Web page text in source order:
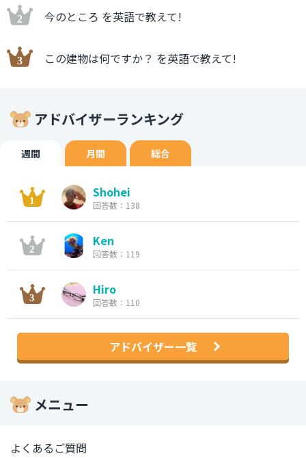
今のところ を英語で教えて!
この建物は何ですか？ を英語で教えて!
アドバイザーランキング
週間 月間 総合
Shohei
回答数：138
Ken
回答数：119
Hiro
回答数：110
アドバイザー一覧
メニュー
よくあるご質問